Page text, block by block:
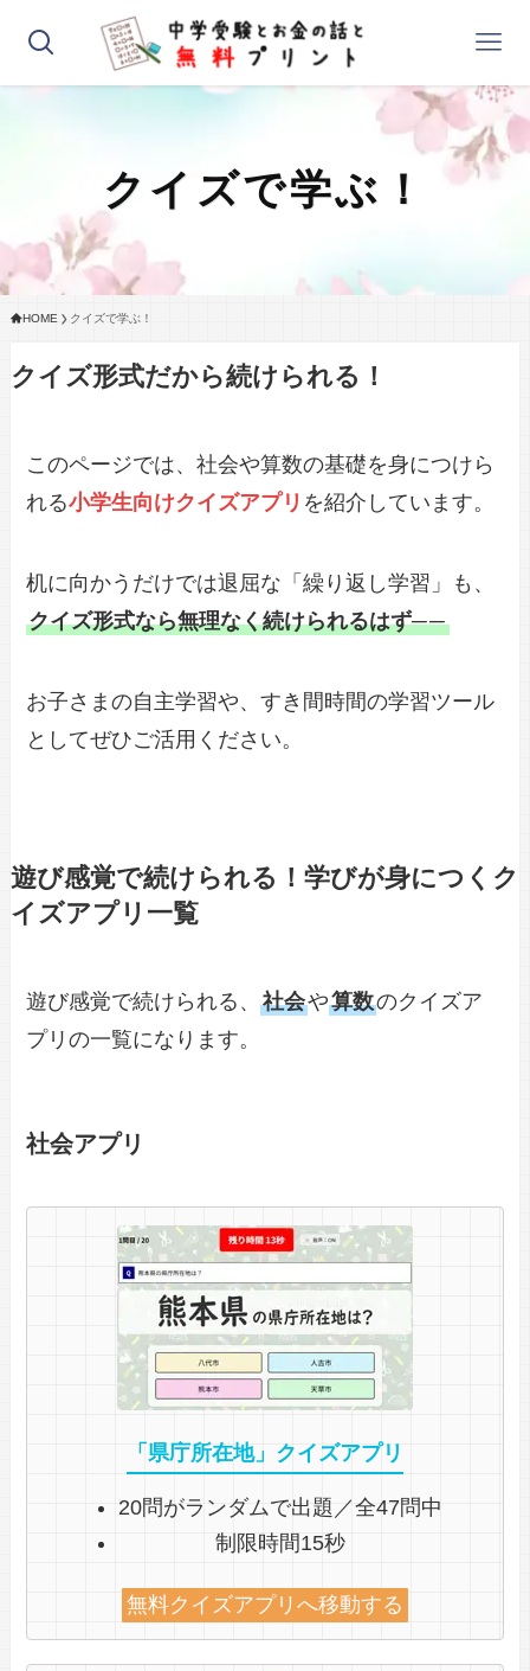
クイズで学ぶ！
HOME クイズで学ぶ！
クイズ形式だから続けられる！
このページでは、社会や算数の基礎を身につけら
れる小学生向けクイズアプリ を紹介しています。
机に向かうだけでは退屈な「繰り返し学習」も、
クイズ形式なら無理なく続けられるはず──
お子さまの自主学習や、すき間時間の学習ツール
としてぜひご活用ください。
遊び感覚で続けられる！学びが身につくク
イズアプリ一覧
遊び感覚で続けられる、社会や算数のクイズア
プリの一覧になります。
社会アプリ
「県庁所在地」クイズアプリ
20問がランダムで出題／全47問中
制限時間15秒
無料クイズアプリへ移動する